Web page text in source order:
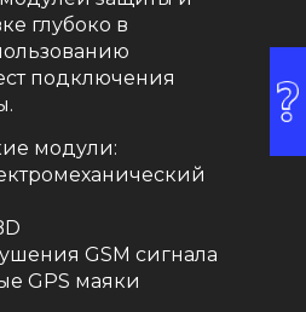
глубоко в
подключения
модули:
GSM сигнала
GPS маяки